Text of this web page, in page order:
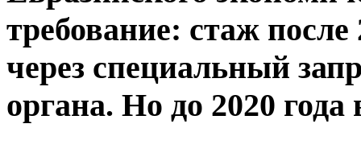
требование: стаж после
через специальный
органа. Но до 2020 года